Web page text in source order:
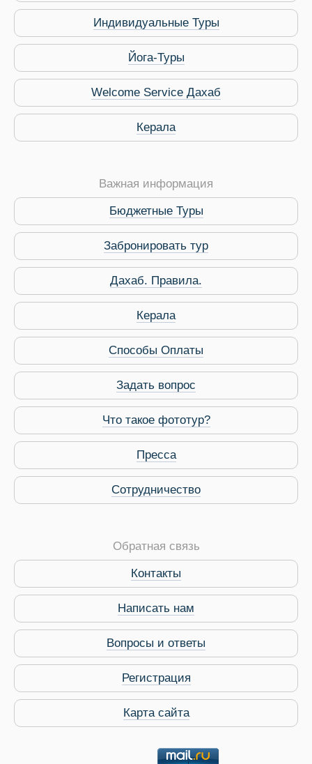
Дахаб
Индивидуальные Туры
Йога-Туры
Welcome Service Дахаб
Керала
Важная информация
Бюджетные Туры
Забронировать тур
Дахаб. Правила.
Керала
Способы Оплаты
Задать вопрос
Что такое фототур?
Пресса
Сотрудничество
Обратная связь
Контакты
Написать нам
Вопросы и ответы
Регистрация
Карта сайта